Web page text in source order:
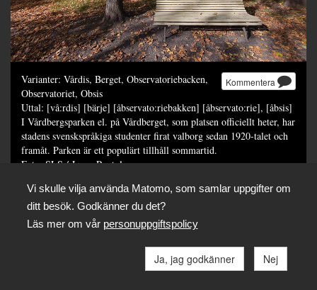
Kommentera
Varianter: Vårdis, Berget, Observatoriebacken,
Observatoriet, Obsis
Uttal: [vå:rdis] [bärje] [åbservato:riebakken] [åbservato:rie], [åbsis]
I Vårdbergsparken el. på Vårdberget, som platsen officiellt heter, har
stadens svenskspråkiga studenter firat valborg sedan 1920-talet och
framåt. Parken är ett populärt tillhåll sommartid.
Foto: SLS / Janne Rentola
Dela
Vi skulle vilja använda Matomo, som samlar uppgifter om
ditt besök. Godkänner du det?
Läs mer om vår personuppgiftspolicy
Ja, jag godkänner Nej